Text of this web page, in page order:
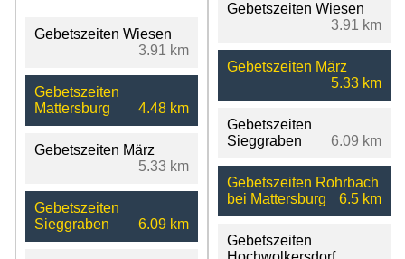
Gebetszeiten Wiesen
3.91 km
Gebetszeiten
Mattersburg
4.48 km
Gebetszeiten März
5.33 km
Gebetszeiten
Sieggraben
6.09 km
Gebetszeiten Wiesen
3.91 km
Gebetszeiten März
5.33 km
Gebetszeiten
Sieggraben
6.09 km
Gebetszeiten Rohrbach
bei Mattersburg
6.5 km
Gebetszeiten